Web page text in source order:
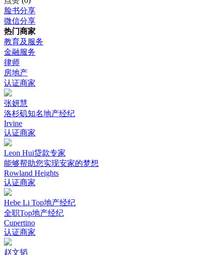
脸书分享
微信分享
热门商家
教育及服务
金融服务
律师
房地产
认证商家
张妍慧
洛杉矶知名地产经纪
Irvine
认证商家
Leon Hui贷款专家
能够帮助您实现安家的梦想
Rowland Heights
认证商家
Hebe Li Top地产经纪
全职Top地产经纪
Cupertino
认证商家
赵文韬